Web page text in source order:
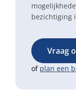
bezichtiging
Vraag
of plan een